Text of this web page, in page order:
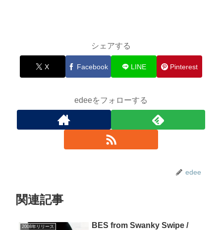
シェアする
X Facebook LINE Pinterest
edeeをフォローする
edee
関連記事
2008年リリース
BES from Swanky Swipe /